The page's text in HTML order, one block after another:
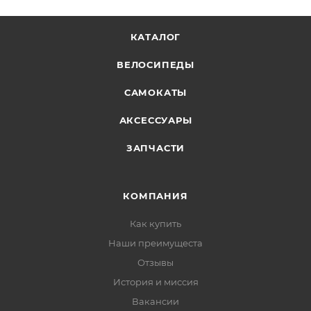
обода: Weinmann X-M2КАТАЛОГ
ВЕЛОСИПЕДЫ
САМОКАТЫ
АКСЕССУАРЫ
ЗАПЧАСТИ
КОМПАНИЯ
Как купить
Наши преимущеста
Отзывы
История и миссия
Вакансии